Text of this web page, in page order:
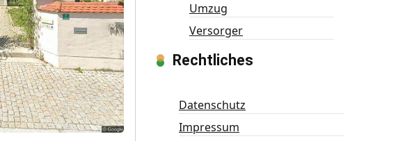
Umzug
Versorger
Rechtliches
Datenschutz
Impressum